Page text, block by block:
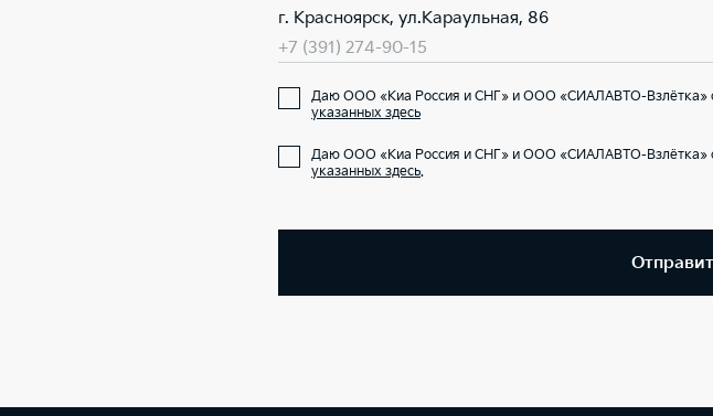
г. Красноярск, ул.Караульная, 86
+7 (391) 274-90-15
Даю ООО «Киа Россия и СНГ» и ООО «СИАЛАВТО-Взлётка»
указанных здесь
Даю ООО «Киа Россия и СНГ» и ООО «СИАЛАВТО-Взлётка»
указанных здесь.